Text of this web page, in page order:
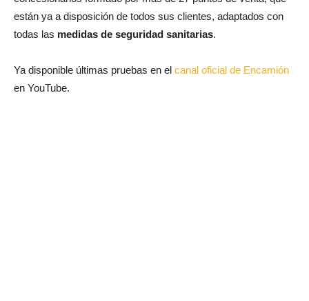
están ya a disposición de todos sus clientes, adaptados con
todas las medidas de seguridad sanitarias.
Ya disponible últimas pruebas en el canal oficial de Encamión
en YouTube.